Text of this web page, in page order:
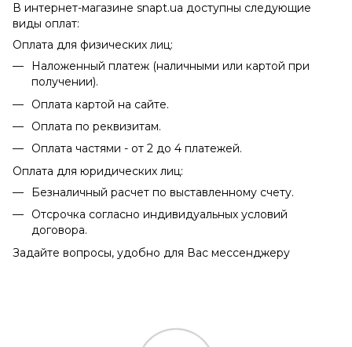
В интернет-магазине snapt.ua доступны следующие
виды оплат:
Оплата для физических лиц:
Наложенный платеж (наличными или картой при
получении).
Оплата картой на сайте.
Оплата по реквизитам.
Оплата частями - от 2 до 4 платежей.
Оплата для юридических лиц:
Безналичный расчет по выставленному счету.
Отсрочка согласно индивидуальных условий
договора.
Задайте вопросы, удобно для Вас мессенджеру